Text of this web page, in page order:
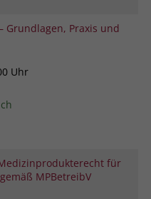
Grundlagen, Praxis und
Uhr
für
MPBetreibV